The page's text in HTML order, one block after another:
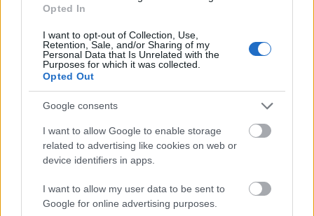
Opted In
I want to opt-out of Collection, Use,
Retention, Sale, and/or Sharing of my
Personal Data that Is Unrelated with the
Purposes for which it was collected.
Opted Out
Google consents
I want to allow Google to enable storage
related to advertising like cookies on web or
device identifiers in apps.
I want to allow my user data to be sent to
Google for online advertising purposes.
felülvizsgálat árnyékában?
Megkezdődött az 5. blokk reaktorépületének alaplemez-
kivitelezése, miközben a felülvizsgálat arra keresi a választ,
hogy a megváltozott gazdasági és geopolitikai környezetben
milyen feltételek mellett érdemes továbbvinni Magyarország
egyik legnagyobb beruházását.
Elkészült a Liszt Ferenc repülőtér
közelében lévő logisztikai bázis út- és